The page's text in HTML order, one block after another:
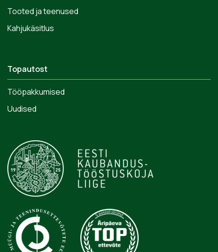
Tooted ja teenused
Kahjukäsitlus
Topautost
Tööpakkumised
Uudised